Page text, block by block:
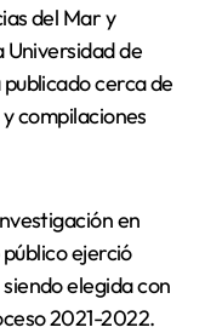
del Mar y
Universidad de
cerca de
compilaciones
en
ejerció
elegida con
2021-2022.